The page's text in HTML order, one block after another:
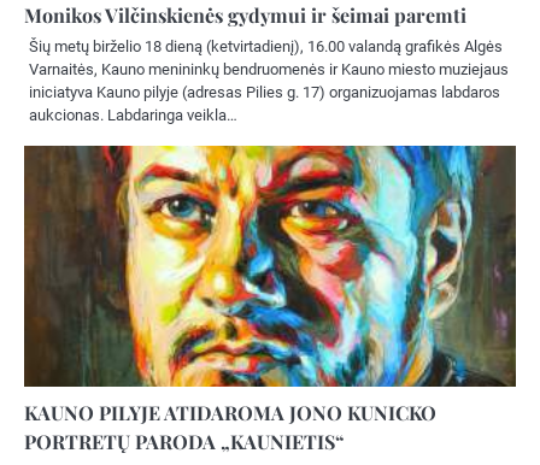
Monikos Vilčinskienės gydymui ir šeimai paremti
Šių metų birželio 18 dieną (ketvirtadienį), 16.00 valandą grafikės Algės
Varnaitės, Kauno menininkų bendruomenės ir Kauno miesto muziejaus
iniciatyva Kauno pilyje (adresas Pilies g. 17) organizuojamas labdaros
aukcionas. Labdaringa veikla…
KAUNO PILYJE ATIDAROMA JONO KUNICKO
PORTRETŲ PARODA „KAUNIETIS“